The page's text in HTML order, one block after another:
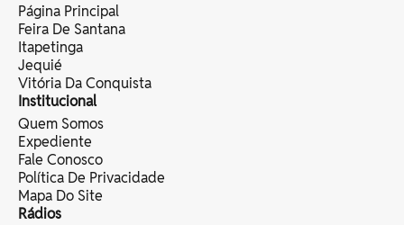
Página Principal
Feira De Santana
Itapetinga
Jequié
Vitória Da Conquista
Institucional
Quem Somos
Expediente
Fale Conosco
Política De Privacidade
Mapa Do Site
Rádios